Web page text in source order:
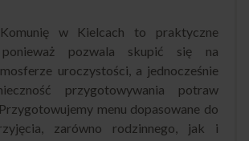
w Kielcach to praktyczne
ponieważ pozwala skupić się na
uroczystości, a jednocześnie
przygotowywania potraw
menu dopasowane do
zarówno rodzinnego, jak i